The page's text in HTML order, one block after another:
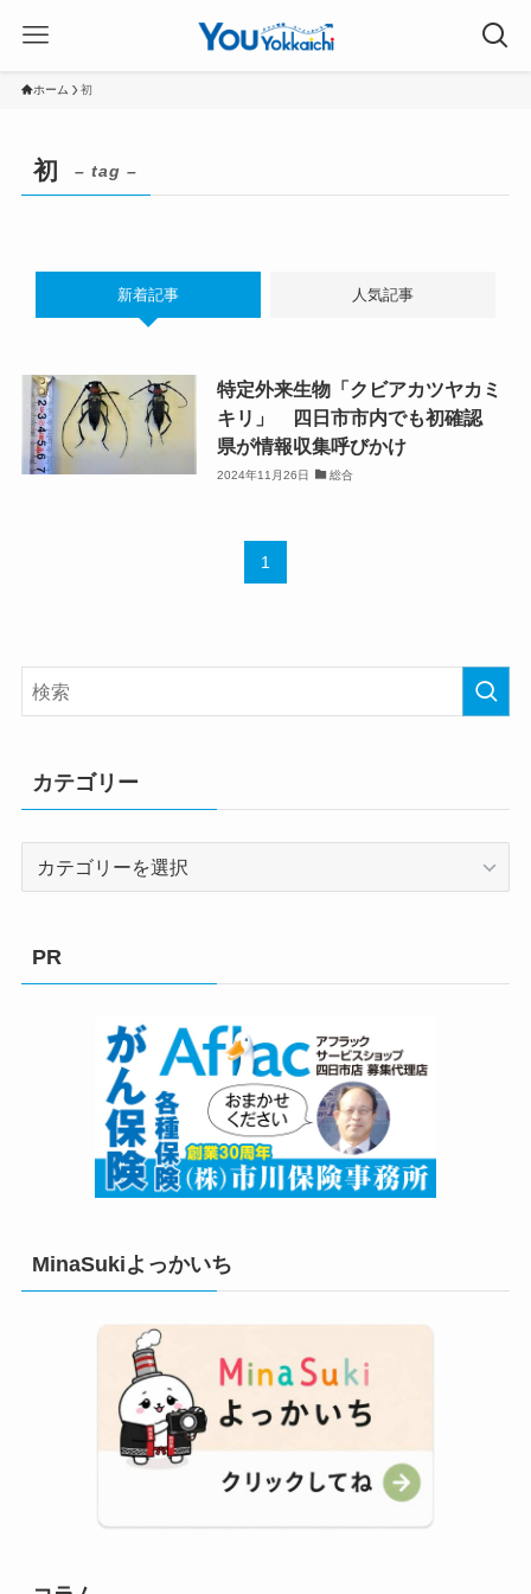
ホーム 初
初 – tag –
新着記事 人気記事
特定外来生物「クビアカツヤカミ
キリ」 四日市市内でも初確認
県が情報収集呼びかけ
2024年11月26日 総合
1
カテゴリー
PR
MinaSukiよっかいち